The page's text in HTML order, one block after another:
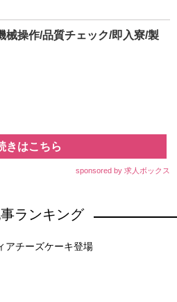
械操作/品質チェック/即入寮/製
きはこちら
sponsored by 求人ボックス
ランキング
アチーズケーキ登場